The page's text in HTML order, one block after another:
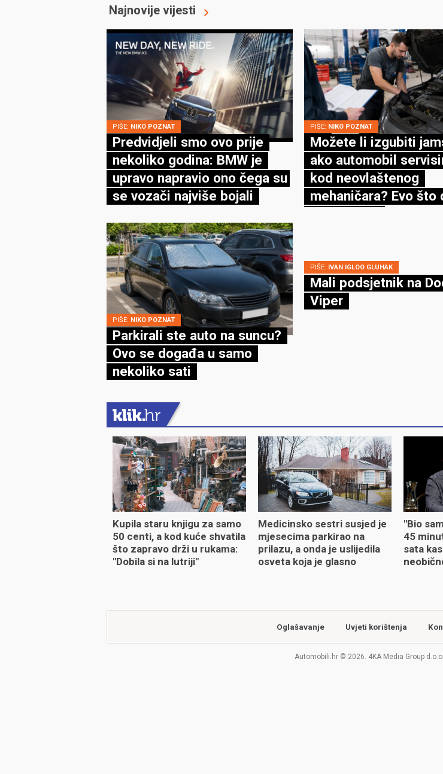
Najnovije vijesti
PIŠE: NIKO POZNAT
Predvidjeli smo ovo prije
nekoliko godina: BMW je
upravo napravio ono čega su
se vozači najviše bojali
PIŠE: NIKO POZNAT
Možete li izgubiti
ako automobil
kod neovlaštenog
mehaničara? Evo što
PIŠE: NIKO POZNAT
Parkirali ste auto na suncu?
Ovo se događa u samo
nekoliko sati
PIŠE: IVAN IGLOO GLUHAK
Mali podsjetnik na
Viper
Kupila staru knjigu za samo
50 centi, a kod kuće shvatila
što zapravo drži u rukama:
"Dobila si na lutriji"
Medicinsko sestri susjed je
mjesecima parkirao na
prilazu, a onda je uslijedila
osveta koja je glasno
"Bio
45
sata
Oglašavanje Uvjeti korištenja
Automobili.hr © 2026. 4KA Media Group